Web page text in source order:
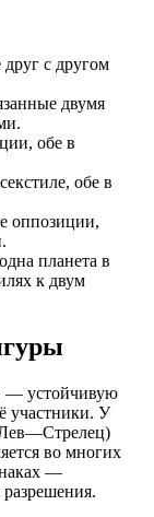
с другом
двумя
обе в
обе в
оппозиции,
планета в
к двум
— устойчивую
участники. У
во многих
—